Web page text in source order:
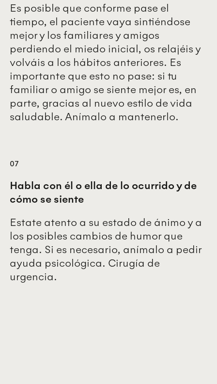
Es posible que conforme pase el
tiempo, el paciente vaya sintiéndose
mejor y los familiares y amigos
perdiendo el miedo inicial, os relajéis y
volváis a los hábitos anteriores. Es
importante que esto no pase: si tu
familiar o amigo se siente mejor es, en
parte, gracias al nuevo estilo de vida
saludable. Anímalo a mantenerlo.
07
Habla con él o ella de lo ocurrido y de
cómo se siente
Estate atento a su estado de ánimo y a
los posibles cambios de humor que
tenga. Si es necesario, anímalo a pedir
ayuda psicológica. Cirugía de
urgencia.